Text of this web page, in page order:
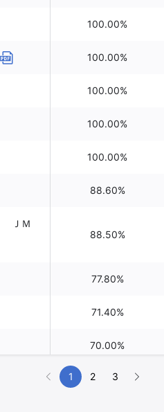
100.00%
100.00%
100.00%
100.00%
100.00%
88.60%
ＪＭ
88.50%
77.80%
71.40%
70.00%
1 2 3